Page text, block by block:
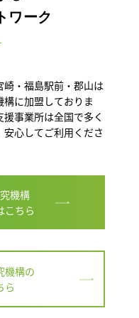
ワーク
・福島駅前・郡山は
に加盟しておりま
事業所は全国で多く
心してご利用くださ
機構
こちら
機構の
ら